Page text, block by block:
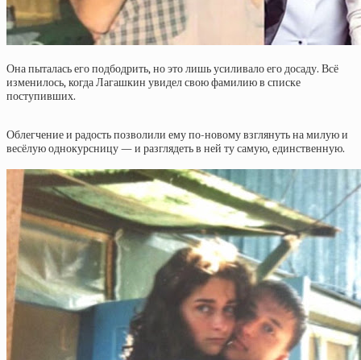
Она пыталась его подбодрить, но это лишь усиливало его досаду. Всё
изменилось, когда Лагашкин увидел свою фамилию в списке
поступивших.
Облегчение и радость позволили ему по-новому взглянуть на милую и
весёлую однокурсницу — и разглядеть в ней ту самую, единственную.